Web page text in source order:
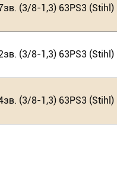
(3/8-1,3) 63PS3 (Stihl)
(3/8-1,3) 63PS3 (Stihl)
(3/8-1,3) 63PS3 (Stihl)